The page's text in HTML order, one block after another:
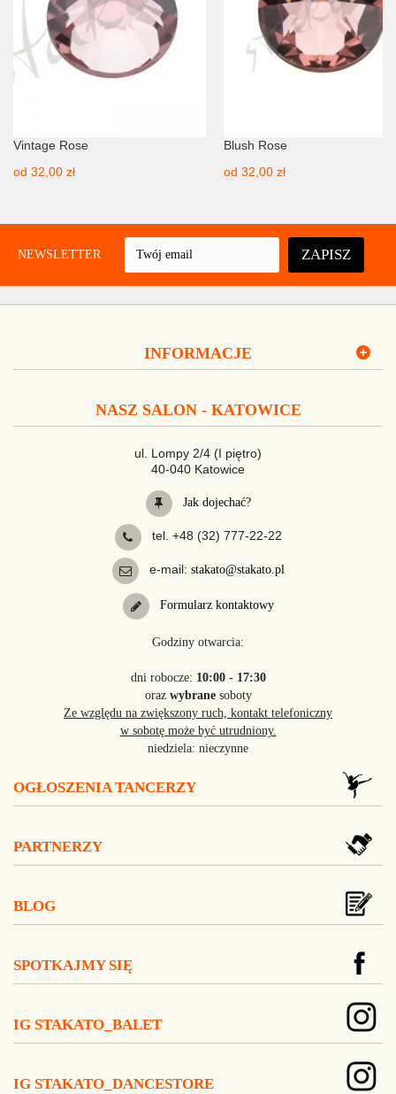
Vintage Rose
od 32,00 zł
Blush Rose
od 32,00 zł
NEWSLETTER ZAPISZ
INFORMACJE
NASZ SALON - KATOWICE
ul. Lompy 2/4 (I piętro)
40-040 Katowice
Jak dojechać?
tel. +48 (32) 777-22-22
e-mail: stakato@stakato.pl
Formularz kontaktowy
Godziny otwarcia:
dni robocze: 10:00 - 17:30
oraz wybranesoboty
Ze względu na zwiększony ruch, kontakt telefoniczny
w sobotę może być utrudniony.
niedziela: nieczynne
OGŁOSZENIA TANCERZY
PARTNERZY
BLOG
SPOTKAJMY SIĘ
IG STAKATO_BALET
IG STAKATO_DANCESTORE